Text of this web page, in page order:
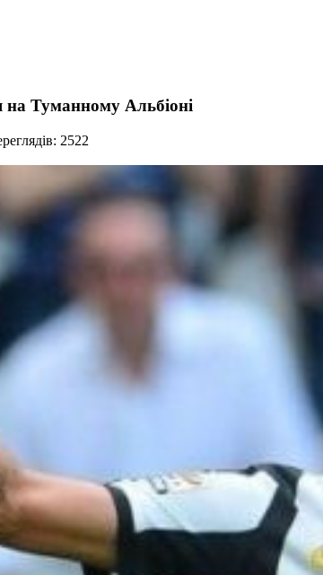
Туманному Альбіоні
2522